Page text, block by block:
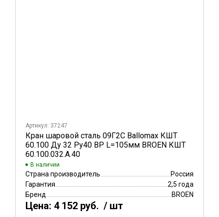
Артикул: 37247
Кран шаровой сталь 09Г2С Ballomax КШТ
60.100 Ду 32 Ру40 ВР L=105мм BROEN КШТ
60.100.032.А.40
В наличии
Страна производитель
Россия
Гарантия
2,5 года
Бренд
BROEN
Цена: 4 152 руб. / шт